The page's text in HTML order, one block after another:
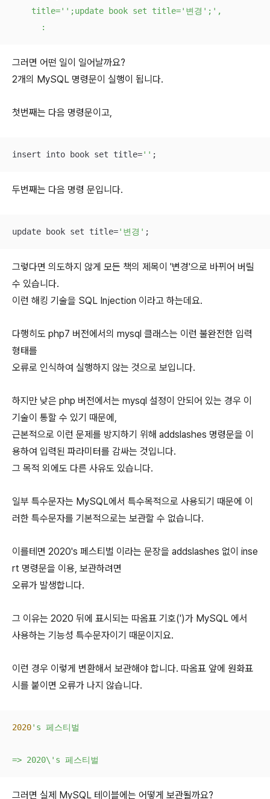
    title='';update book set title='변경';',
      :
그러면 어떤 일이 일어날까요?
2개의 MySQL 명령문이 실행이 됩니다.
첫번째는 다음 명령문이고,
insert into book set title='' ;
두번째는 다음 명령 문입니다.
update book set title='변경' ;
그렇다면 의도하지 않게 모든 책의 제목이 '변경'으로 바뀌어 버릴
수 있습니다.
이런 해킹 기술을 SQL Injection 이라고 하는데요.
다행히도 php7 버전에서의 mysql 클래스는 이런 불완전한 입력
형태를
오류로 인식하여 실행하지 않는 것으로 보입니다.
하지만 낮은 php 버전에서는 mysql 설정이 안되어 있는 경우 이
기술이 통할 수 있기 때문에,
근본적으로 이런 문제를 방지하기 위해 addslashes 명령문을 이
용하여 입력된 파라미터를 감싸는 것입니다.
그 목적 외에도 다른 사유도 있습니다.
일부 특수문자는 MySQL에서 특수목적으로 사용되기 때문에 이
러한 특수문자를 기본적으로는 보관할 수 없습니다.
이를테면 2020's 페스티벌 이라는 문장을 addslashes 없이 inse
rt 명령문을 이용, 보관하려면
오류가 발생합니다.
그 이유는 2020 뒤에 표시되는 따옴표 기호(')가 MySQL 에서
사용하는 기능성 특수문자이기 때문이지요.
이런 경우 이렇게 변환해서 보관해야 합니다. 따옴표 앞에 원화표
시를 붙이면 오류가 나지 않습니다.
2020's 페스티벌
=> 2020\'s 페스티벌
그러면 실제 MySQL 테이블에는 어떻게 보관될까요?